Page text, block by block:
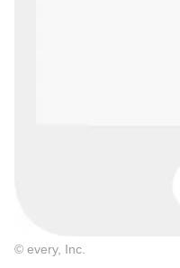
© every, Inc.